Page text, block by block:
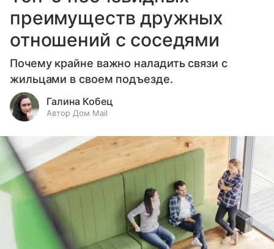
преимуществ дружных
отношений с соседями
Почему крайне важно наладить связи с
жильцами в своем подъезде.
Галина Кобец
Автор Дом Mail